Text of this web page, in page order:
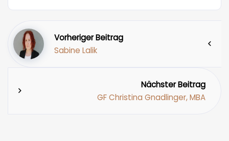
Vorheriger Beitrag
Sabine Lalik
Nächster Beitrag
GF Christina Gnadlinger, MBA